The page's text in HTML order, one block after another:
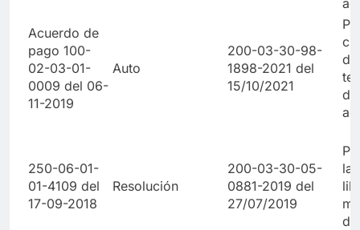
Acuerdo de
pago 100-
02-03-01-
0009 del 06-
11-2019
Auto
200-03-30-98-
1898-2021 del
15/10/2021
250-06-01-
01-4109 del
17-09-2018
Resolución
200-03-30-05-
0881-2019 del
27/07/2019
la